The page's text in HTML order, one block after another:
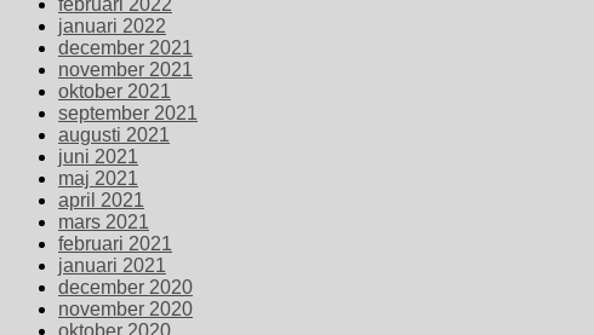
januari 2022
december 2021
november 2021
oktober 2021
september 2021
augusti 2021
juni 2021
maj 2021
april 2021
mars 2021
februari 2021
januari 2021
december 2020
november 2020
oktober 2020